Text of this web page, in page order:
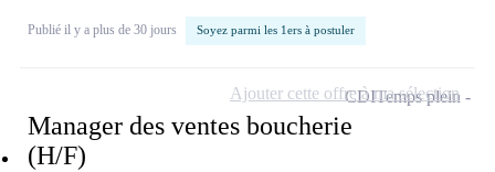
Publié il y a plus de 30 jours Soyez parmi les 1ers à postuler
Manager des ventes boucherie
(H/F)
CDITemps plein
Ajouter cette offre à ma sélection